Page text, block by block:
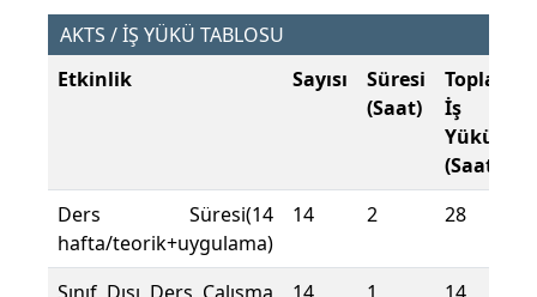
AKTS / İŞ YÜKÜ TABLOSU
Etkinlik
Sayısı
Süresi
(Saat)
Toplam
İş
Yükü
(Saat)
Ders Süresi(14
hafta/teorik+uygulama)
14 2 28